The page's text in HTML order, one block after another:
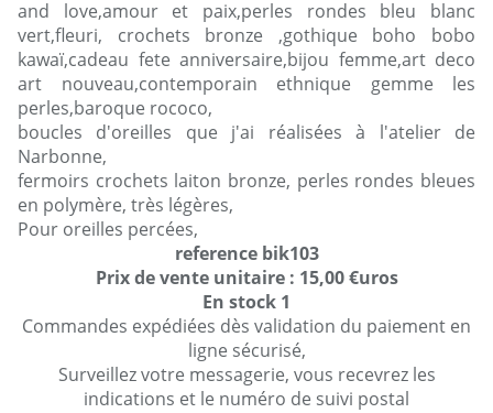
and love,amour et paix,perles rondes bleu blanc
vert,fleuri, crochets bronze ,gothique boho bobo
kawaï,cadeau fete anniversaire,bijou femme,art deco
art nouveau,contemporain ethnique gemme les
perles,baroque rococo,
boucles d'oreilles que j'ai réalisées à l'atelier de
Narbonne,
fermoirs crochets laiton bronze, perles rondes bleues
en polymère, très légères,
Pour oreilles percées,
reference bik103
Prix de vente unitaire : 15,00 €uros
En stock 1
Commandes expédiées dès validation du paiement en
ligne sécurisé,
Surveillez votre messagerie, vous recevrez les
indications et le numéro de suivi postal